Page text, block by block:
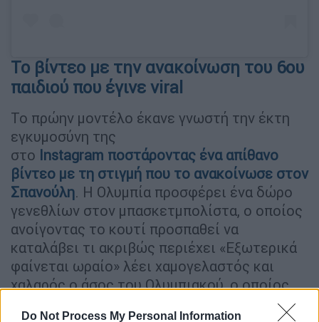
Do Not Process My Personal Information
Το βίντεο με την ανακοίνωση του 6ου
παιδιού που έγινε viral
Το πρώην μοντέλο έκανε γνωστή την έκτη
εγκυμοσύνη της
στο Instagram ποστάροντας ένα απίθανο
βίντεο με τη στιγμή που το ανακοίνωσε στον
Σπανούλη. Η Ολυμπία προσφέρει ένα δώρο
γενεθλίων στον μπασκετμπολίστα, ο οποίος
ανοίγοντας το κουτί προσπαθεί να
καταλάβει τι ακριβώς περιέχει «Εξωτερικά
φαίνεται ωραίο» λέει χαμογελαστός και
χαλαρός ο άσος του Ολυμπιακού, ο οποίος
στη συνέχεια αντιλαμβάνεται ότι το κουτί